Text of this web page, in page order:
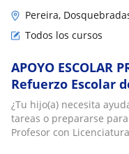
Pereira,
Todos los cursos
APOYO ESCOLAR
Refuerzo Escolar
Secundaria
¿Tu hijo(a) necesita
tareas o prepararse
Profesor con